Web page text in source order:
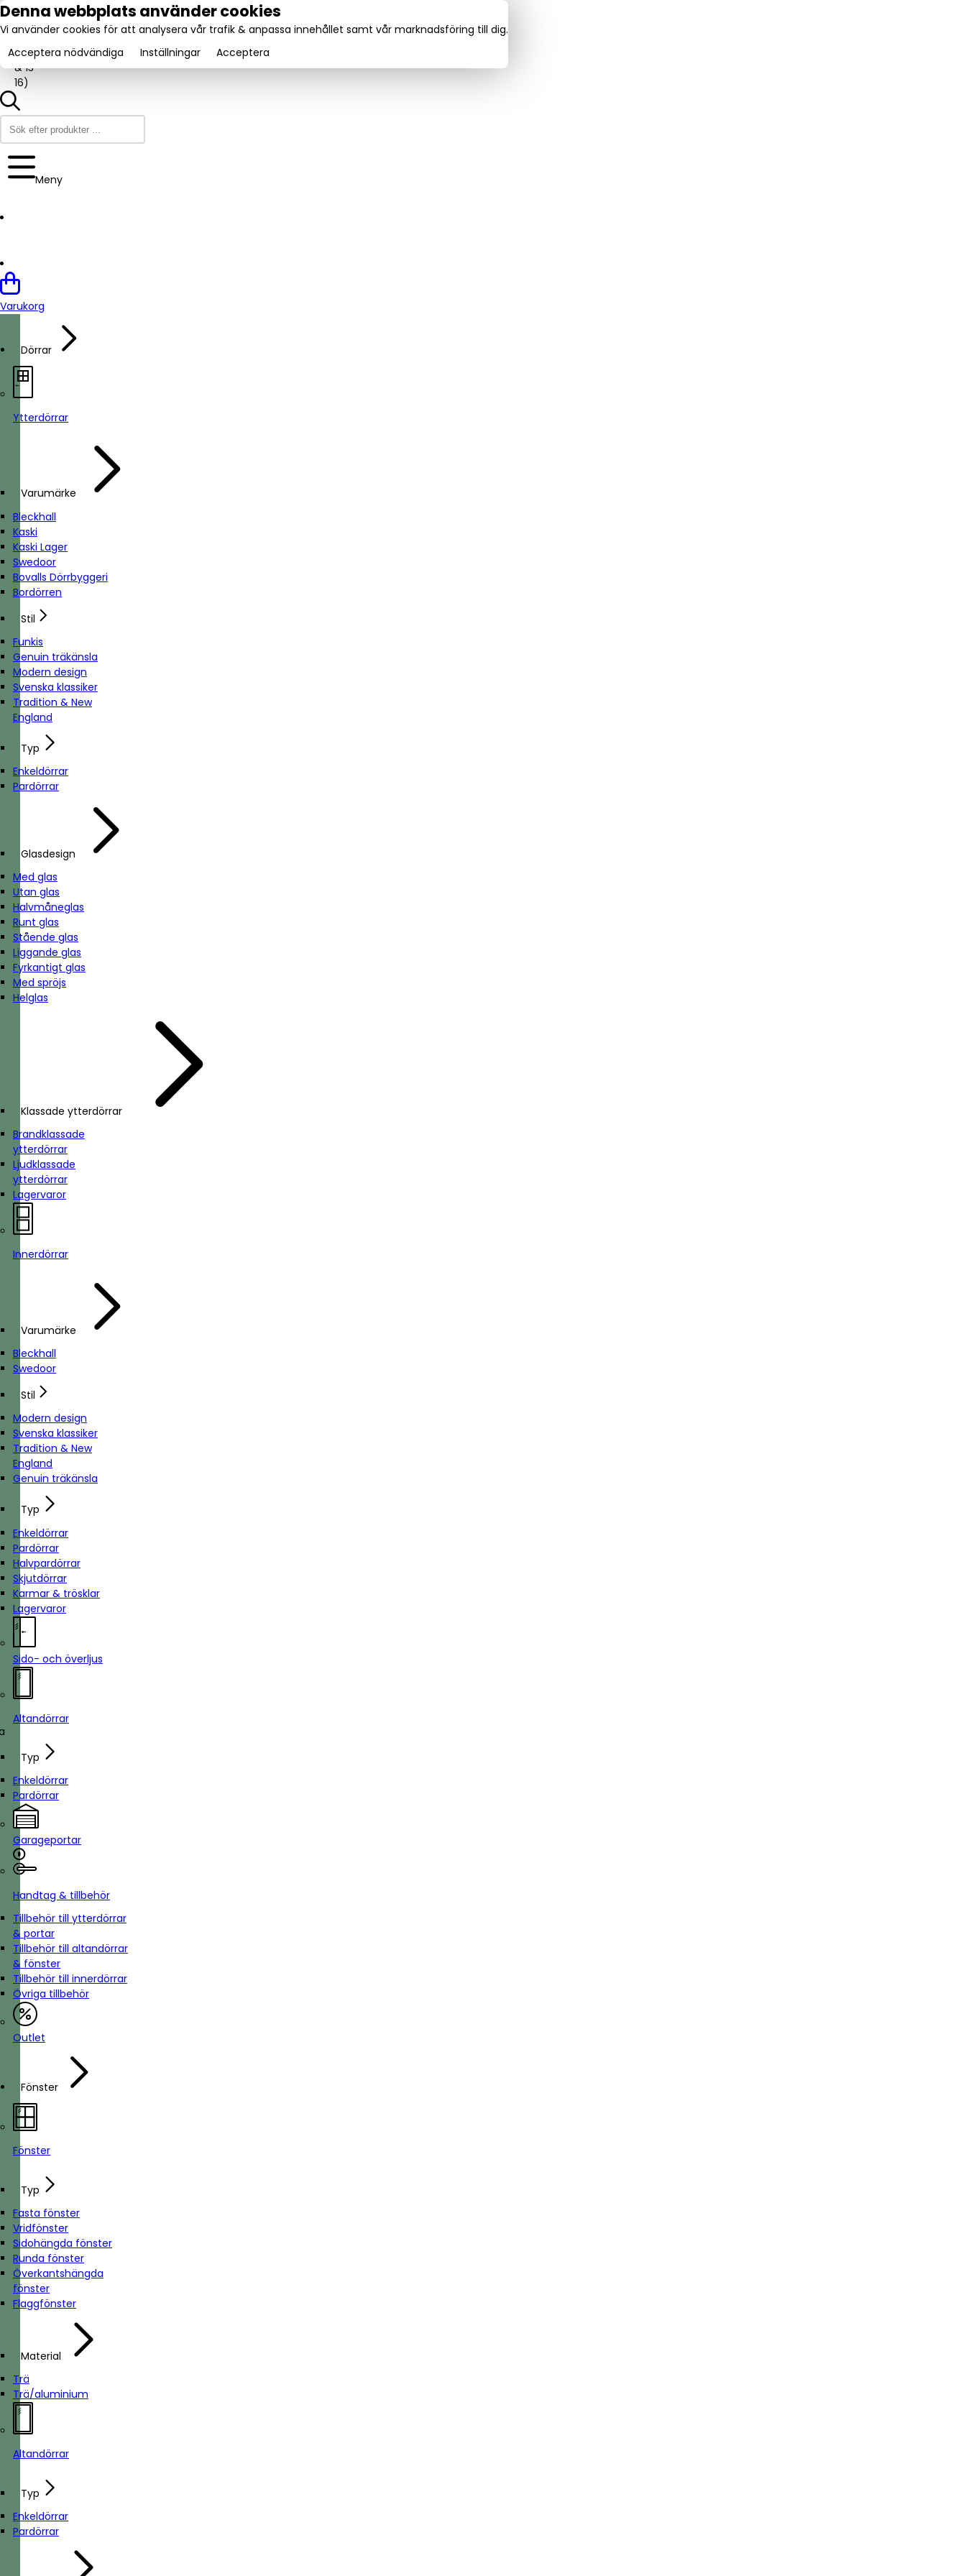
tel:
031-
160840
(9-12
& 13-
16)
Trustpilot
Utmärkt:
4.6/5
Meny
Varukorg
Dörrar
Ytterdörrar
Varumärke
Bleckhall
Kaski
Kaski Lager
Swedoor
Bovalls Dörrbyggeri
Bordörren
Stil
Funkis
Genuin träkänsla
Modern design
Svenska klassiker
Tradition & New
England
Typ
Enkeldörrar
Pardörrar
Glasdesign
Med glas
Utan glas
Halvmåneglas
Runt glas
Stående glas
Liggande glas
Fyrkantigt glas
Med spröjs
Helglas
Klassade ytterdörrar
Brandklassade
ytterdörrar
Ljudklassade
ytterdörrar
Lagervaror
Innerdörrar
Varumärke
Bleckhall
Swedoor
Stil
Modern design
Svenska klassiker
Tradition & New
England
Genuin träkänsla
Typ
Enkeldörrar
Pardörrar
Halvpardörrar
Skjutdörrar
Karmar & trösklar
Lagervaror
Sido- och överljus
Altandörrar
Typ
Enkeldörrar
Pardörrar
Garageportar
Handtag & tillbehör
Tillbehör till ytterdörrar
& portar
Tillbehör till altandörrar
& fönster
Tillbehör till innerdörrar
Övriga tillbehör
Outlet
Fönster
Fönster
Typ
Fasta fönster
Vridfönster
Sidohängda fönster
Runda fönster
Överkantshängda
fönster
Flaggfönster
Material
Trä
Trä/aluminium
Altandörrar
Typ
Enkeldörrar
Pardörrar
Denna webbplats använder cookies
Vi använder cookies för att analysera vår trafik & anpassa innehållet samt vår marknadsföring till dig.
Acceptera nödvändiga
Inställningar Acceptera